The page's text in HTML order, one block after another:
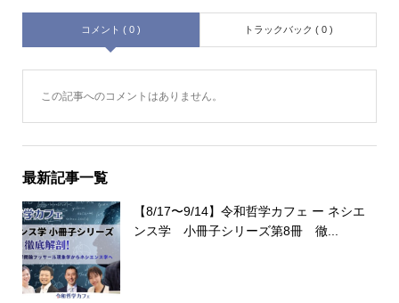
コメント ( 0 ) トラックバック ( 0 )
この記事へのコメントはありません。
最新記事一覧
【8/17〜9/14】令和哲学カフェ ー ネシエ
ンス学 小冊子シリーズ第8冊 徹...